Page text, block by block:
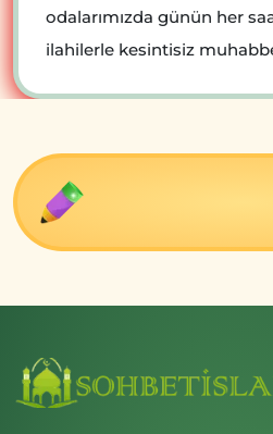
odalarımızda günün her
ilahilerle kesintisiz